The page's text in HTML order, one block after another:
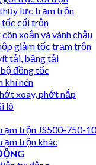
lực trạm trộn
cối trộn
xoắn và vành chậu
giảm tốc trạm trộn
tải, băng tải
đồng tốc
khí nén
xoay, phớt nắp
lô
trộn JS500-750-
trộn khác